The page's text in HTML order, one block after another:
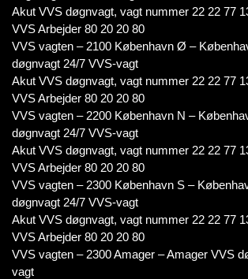
Akut VVS døgnvagt, vagt nummer 22 22 77
VVS Arbejder 80 20 20 80
VVS vagten – 2100 København Ø –
døgnvagt 24/7 VVS-vagt
Akut VVS døgnvagt, vagt nummer 22 22 77
VVS Arbejder 80 20 20 80
VVS vagten – 2200 København N –
døgnvagt 24/7 VVS-vagt
Akut VVS døgnvagt, vagt nummer 22 22 77
VVS Arbejder 80 20 20 80
VVS vagten – 2300 København S –
døgnvagt 24/7 VVS-vagt
Akut VVS døgnvagt, vagt nummer 22 22 77
VVS Arbejder 80 20 20 80
VVS vagten – 2300 Amager – Amager VVS
vagt